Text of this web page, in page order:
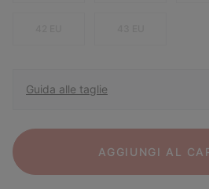
Guida alle taglie
AGGIUNGI AL